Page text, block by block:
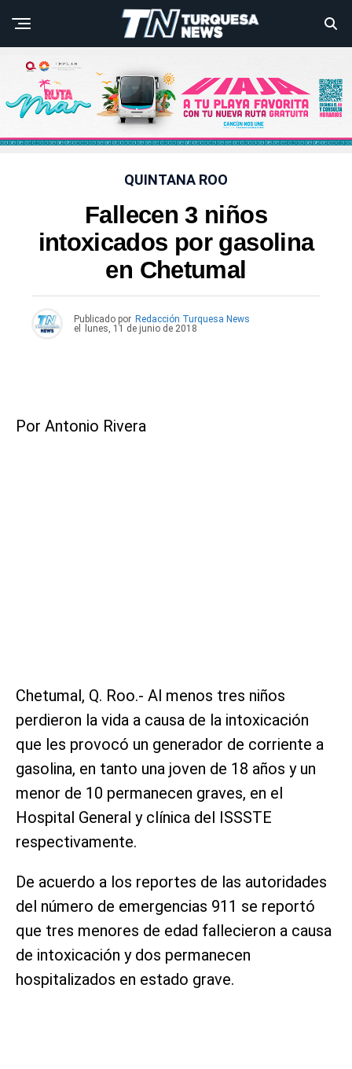
QUINTANA ROO
Fallecen 3 niños
intoxicados por gasolina
en Chetumal
Publicado por Redacción Turquesa News
el
lunes, 11 de junio de 2018
Por Antonio Rivera
Chetumal, Q. Roo.- Al menos tres niños
perdieron la vida a causa de la intoxicación
que les provocó un generador de corriente a
gasolina, en tanto una joven de 18 años y un
menor de 10 permanecen graves, en el
Hospital General y clínica del ISSSTE
respectivamente.
De acuerdo a los reportes de las autoridades
del número de emergencias 911 se reportó
que tres menores de edad fallecieron a causa
de intoxicación y dos permanecen
hospitalizados en estado grave.